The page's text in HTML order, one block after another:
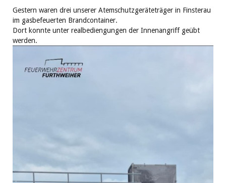
Gestern waren drei unserer Atemschutzgeräteträger in Finsterau
im gasbefeuerten Brandcontainer.
Dort konnte unter realbediengungen der Innenangriff geübt
werden.